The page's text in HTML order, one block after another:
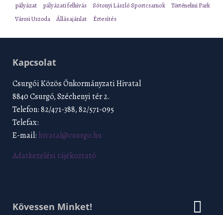
pályázat pályázati felhívás Sótonyi László Sportcsarnok
Történelmi Park
Városi Uszoda
Állásajánlat Értesítés
Kapcsolat
Csurgói Közös Önkormányzati Hivatal
8840 Csurgó, Széchenyi tér 2.
Telefon: 82/471-388, 82/571-095
Telefax:
E-mail: hivatal@csurgo.hu
Adatkezelési tájékoztató
Kövessen Minket!